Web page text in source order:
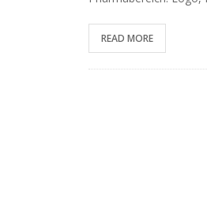
READ MORE